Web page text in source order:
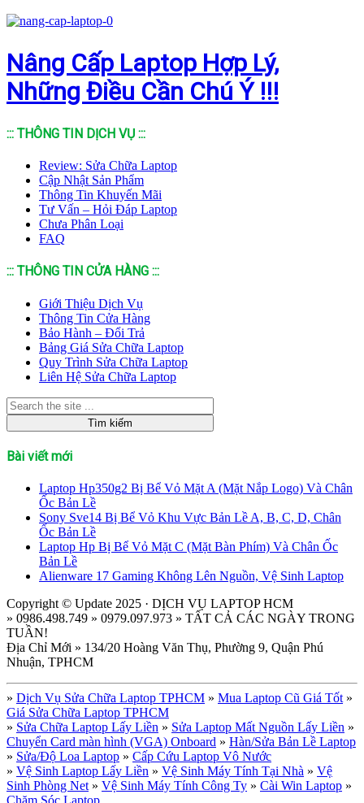
Nâng Cấp Laptop Hợp Lý,
Những Điều Cần Chú Ý !!!
::: THÔNG TIN DỊCH VỤ :::
Review: Sửa Chữa Laptop
Cập Nhật Sản Phẩm
Thông Tin Khuyến Mãi
Tư Vấn – Hỏi Đáp Laptop
Chưa Phân Loại
FAQ
::: THÔNG TIN CỬA HÀNG :::
Giới Thiệu Dịch Vụ
Thông Tin Cửa Hàng
Bảo Hành – Đổi Trả
Bảng Giá Sửa Chữa Laptop
Quy Trình Sửa Chữa Laptop
Liên Hệ Sửa Chữa Laptop
Bài viết mới
Laptop Hp350g2 Bị Bể Vỏ Mặt A (Mặt Nắp Logo) Và Chân
Ốc Bản Lề
Sony Sve14 Bị Bể Vỏ Khu Vực Bản Lề A, B, C, D, Chân
Ốc Bản Lề
Laptop Hp Bị Bể Vỏ Mặt C (Mặt Bàn Phím) Và Chân Ốc
Bản Lề
Alienware 17 Gaming Không Lên Nguồn, Vệ Sinh Laptop
Copyright © Update 2025 · DỊCH VỤ LAPTOP HCM
» 0986.498.749 » 0979.097.973 » TẤT CẢ CÁC NGÀY TRONG
TUẦN!
Địa Chỉ Mới » 134/20 Hoàng Văn Thụ, Phường 9, Quận Phú
Nhuận, TPHCM
» Dịch Vụ Sửa Chữa Laptop TPHCM » Mua Laptop Cũ Giá Tốt »
Giá Sửa Chữa Laptop TPHCM
» Sửa Chữa Laptop Lấy Liền » Sửa Laptop Mất Nguồn Lấy Liền »
Chuyển Card màn hình (VGA) Onboard » Hàn/Sửa Bản Lề Laptop
» Sửa/Độ Loa Laptop » Cấp Cứu Laptop Vô Nước
» Vệ Sinh Laptop Lấy Liền » Vệ Sinh Máy Tính Tại Nhà » Vệ
Sinh Phòng Net » Vệ Sinh Máy Tính Công Ty » Cài Win Laptop »
Chăm Sóc Laptop